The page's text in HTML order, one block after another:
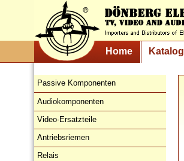
Home Katalog
Passive Komponenten
Audiokomponenten
Video-Ersatzteile
Antriebsriemen
Relais